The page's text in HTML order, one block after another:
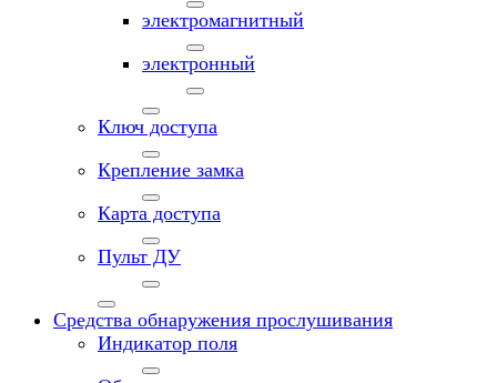
электромагнитный
электронный
Ключ доступа
Крепление замка
Карта доступа
Пульт ДУ
Средства обнаружения прослушивания
Индикатор поля